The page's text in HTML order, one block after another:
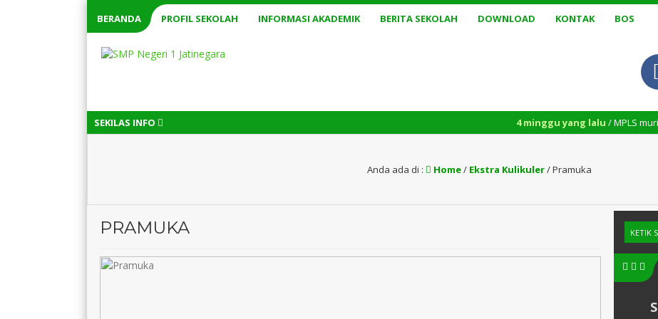
BERANDA PROFIL SEKOLAH INFORMASI AKADEMIK BERITA SEKOLAH DOWNLOAD KONTAK BOS
SEKILAS INFO 4 minggu yang lalu/ MPLS murid baru
Anda ada di : Home/ Ekstra Kulikuler/Pramuka
PRAMUKA